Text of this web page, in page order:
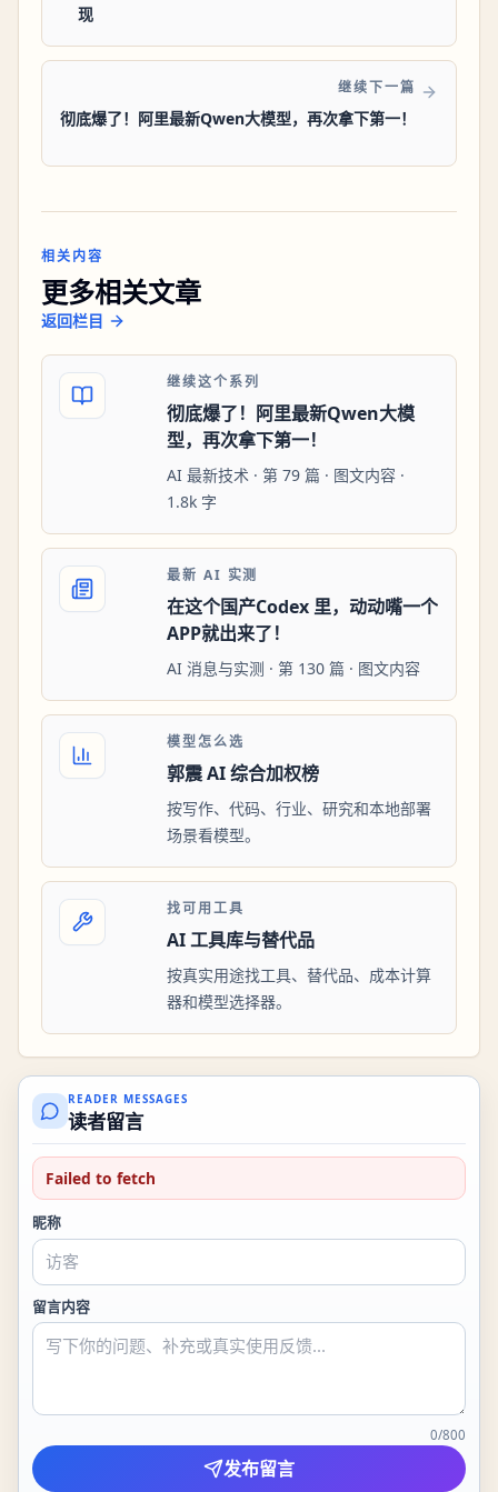
现
继续下一篇
彻底爆了！阿里最新Qwen大模型，再次拿下第一！
相关内容
更多相关文章
返回栏目
继续这个系列
彻底爆了！阿里最新Qwen大模
型，再次拿下第一！
AI 最新技术 · 第 79 篇 · 图文内容 ·
1.8k 字
最新 AI 实测
在这个国产Codex 里，动动嘴一个
APP就出来了！
AI 消息与实测 · 第 130 篇 · 图文内容
模型怎么选
郭震 AI 综合加权榜
按写作、代码、行业、研究和本地部署
场景看模型。
找可用工具
AI 工具库与替代品
按真实用途找工具、替代品、成本计算
器和模型选择器。
READER MESSAGES
读者留言
Failed to fetch
昵称
留言内容
0/800
发布留言